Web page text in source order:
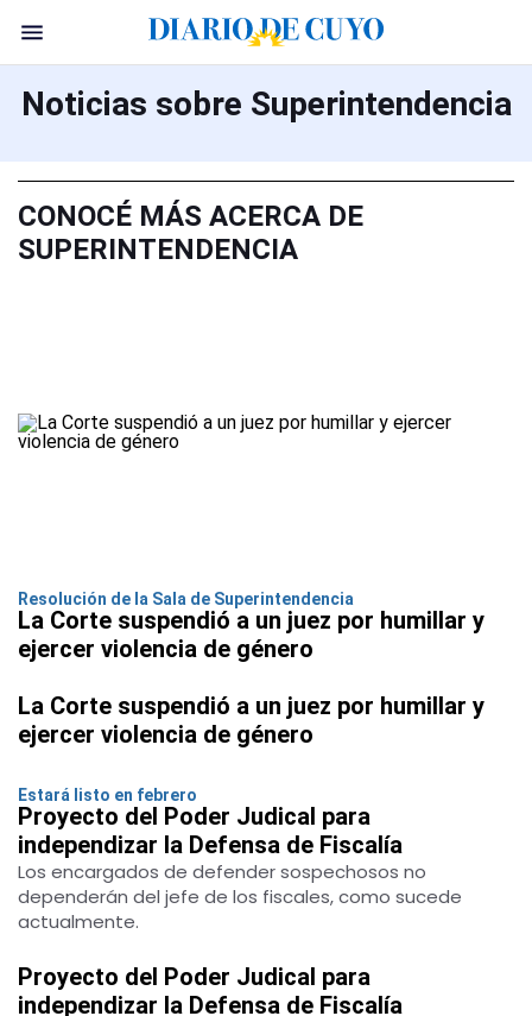
Noticias sobre Superintendencia
CONOCÉ MÁS ACERCA DE
SUPERINTENDENCIA
Resolución de la Sala de Superintendencia
La Corte suspendió a un juez por humillar y
ejercer violencia de género
La Corte suspendió a un juez por humillar y
ejercer violencia de género
Estará listo en febrero
Proyecto del Poder Judical para
independizar la Defensa de Fiscalía
Los encargados de defender sospechosos no
dependerán del jefe de los fiscales, como sucede
actualmente.
Proyecto del Poder Judical para
independizar la Defensa de Fiscalía